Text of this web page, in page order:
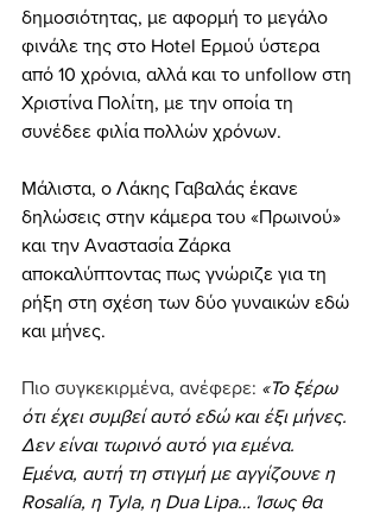
δημοσιότητας, με αφορμή το μεγάλο
φινάλε της στο Hotel Ερμού ύστερα
από 10 χρόνια, αλλά και το unfollow στη
Χριστίνα Πολίτη, με την οποία τη
συνέδεε φιλία πολλών χρόνων.
Μάλιστα, ο Λάκης Γαβαλάς έκανε
δηλώσεις στην κάμερα του «Πρωινού»
και την Αναστασία Ζάρκα
αποκαλύπτοντας πως γνώριζε για τη
ρήξη στη σχέση των δύο γυναικών εδώ
και μήνες.
Πιο συγκεκιρμένα, ανέφερε: «Το ξέρω
ότι έχει συμβεί αυτό εδώ και έξι μήνες.
Δεν είναι τωρινό αυτό για εμένα.
Εμένα, αυτή τη στιγμή με αγγίζουνε η
Rosalía, η Tyla, η Dua Lipa… Ίσως θα